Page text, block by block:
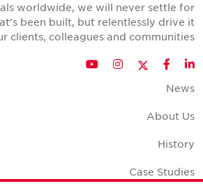
worldwide, we will never settle for
been built, but relentlessly drive it
clients, colleagues and communities.
LinkedIn
Facebook
Twitter
Instagram
YouTube
News
About Us
History
Case Studies